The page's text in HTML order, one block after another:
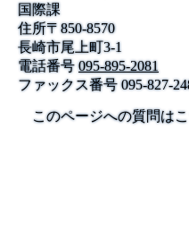
国際課
住所〒850-8570
長崎市尾上町3-1
電話番号 095-895-2081
ファックス番号095-827-
このページへの質問は